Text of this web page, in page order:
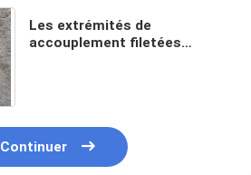
Les extrémités de
accouplement filetées
Continuer